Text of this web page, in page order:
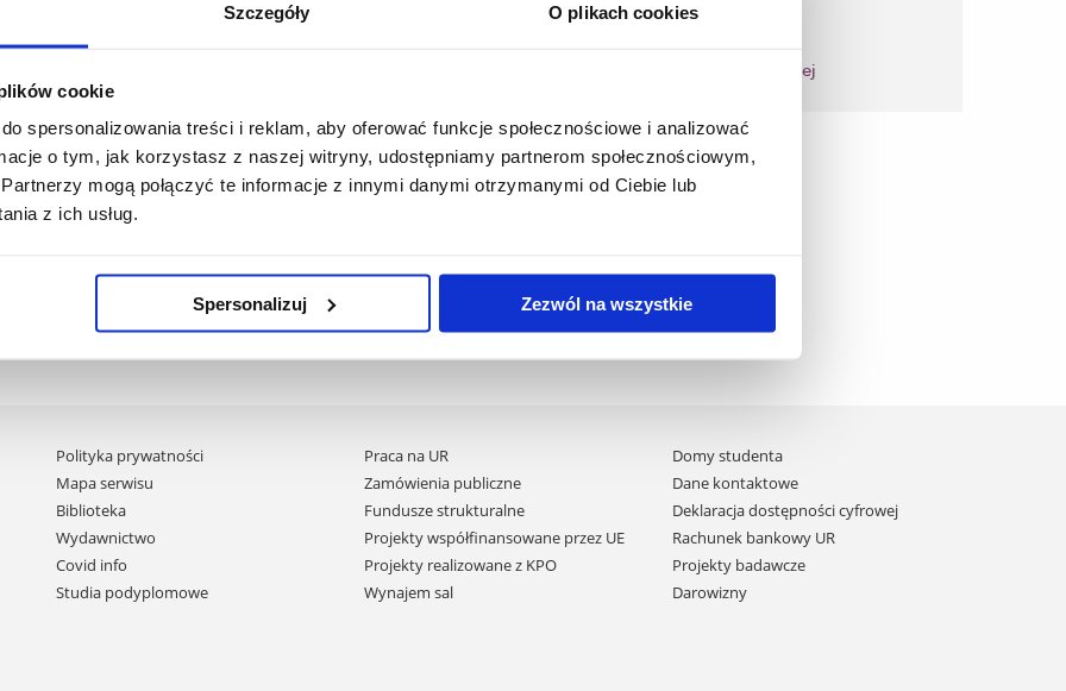
Szczegóły O plikach cookies
cookie
spersonalizowania treści i reklam, aby oferować funkcje społecznościowe i analizować
o tym, jak korzystasz z naszej witryny, udostępniamy partnerom społecznościowym,
mogą połączyć te informacje z innymi danymi otrzymanymi od Ciebie lub
z ich usług.
Spersonalizuj Zezwól na wszystkie
zobacz więcej
Pomiń
nawigację
i
przejdź
do
treści
Polityka prywatności
Mapa serwisu
Biblioteka
Wydawnictwo
Covid info
Studia podyplomowe
Praca na UR
Zamówienia publiczne
Fundusze strukturalne
Projekty współfinansowane przez UE
Projekty realizowane z KPO
Wynajem sal
Domy studenta
Dane kontaktowe
Deklaracja dostępności cyfrowej
Rachunek bankowy UR
Projekty badawcze
Darowizny